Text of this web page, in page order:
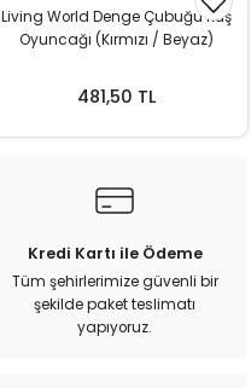
Living World Denge Çubuğu Kuş
Oyuncağı (Kırmızı / Beyaz)
481,50 TL
Kredi Kartı ile Ödeme
Tüm şehirlerimize güvenli bir
şekilde paket teslimatı
yapıyoruz.